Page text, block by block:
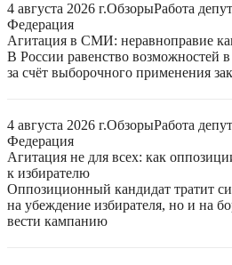
4 августа 2026 г.ОбзорыРабота
Федерация
Агитация в СМИ: неравноправие
В России равенство возможностей в
за счёт выборочного применения
4 августа 2026 г.ОбзорыРабота
Федерация
Агитация не для всех: как
к избирателю
Оппозиционный кандидат тратит
на убеждение избирателя, но и на
вести кампанию